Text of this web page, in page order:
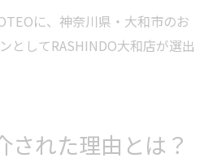
に、神奈川県・大和市のお
としてRASHINDO大和店が選出
された理由とは？